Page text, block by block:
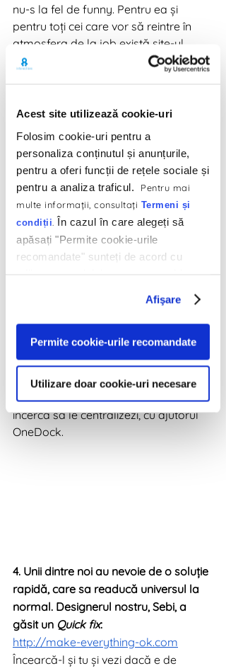
Acest site utilizează cookie-uri
Folosim cookie-uri pentru a
personaliza conținutul și anunțurile,
pentru a oferi funcții de rețele sociale și
pentru a analiza traficul.
Pentru mai
multe informaţii, consultaţi Termeni și
condiții În cazul în care alegeți să
apăsați "Permite cookie-urile
recomandate" sunteți de acord cu
Afişare
Permite cookie-urile recomandate
Utilizare doar cookie-uri necesare
nu-s la fel de funny. Pentru ea și
pentru toți cei care vor să reintre în
atmosfera de la job există site-ul
https://imisstheoffice.eu/
. E făcut să
genereze exact zgomotele de la birou
care acum îți e dor.
3. Marius, în tot haosul, a luat măsuri
suplimentare pentru organizare
Și uite-așa a devenit guru pe partea
https://www.onedock.app/
ordonează tool-urile pe care le
folosim zilnic într-un singur
dashboard. Dacă și tu ai nevoie de
puțină ordine prin aplicații, poți
încerca să le centralizezi, cu ajutorul
OneDock.
4. Unii dintre noi au nevoie de o soluție
rapidă, care sa readucă universul la
normal. Designerul nostru, Sebi, a
găsit un Quick fix:
http://make-everything-ok.com
Încearcă-l și tu și vezi dacă e de